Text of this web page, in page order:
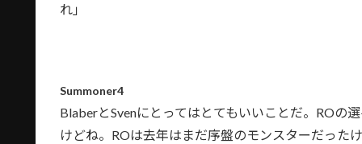
れ」
Summoner4
BlaberとSvenにとってはとてもいいことだ。ROの
けどね。ROは去年はまだ序盤のモンスターだった